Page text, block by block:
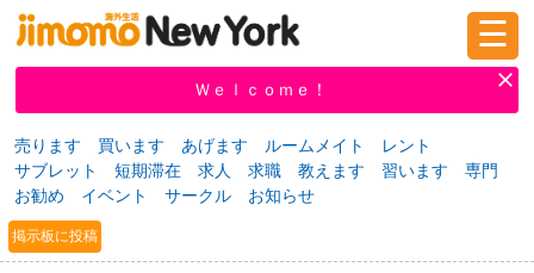
新規登録
掲示板 教えて！
☰
Ｗｅｌｃｏｍｅ！
売ります 買います あげます ルームメイト
レント
サブレット
短期滞在 求人 求職 教えます 習います
専門
お勧め
イベント サークル お知らせ
掲示板に投稿